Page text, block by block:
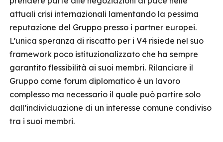
attuali crisi internazionali lamentando la pessima
reputazione del Gruppo presso i partner europei.
L’unica speranza di riscatto per i V4 risiede nel suo
framework poco istituzionalizzato che ha sempre
garantito flessibilità ai suoi membri. Rilanciare il
Gruppo come forum diplomatico è un lavoro
complesso ma necessario il quale può partire solo
dall’individuazione di un interesse comune condiviso
tra i suoi membri.